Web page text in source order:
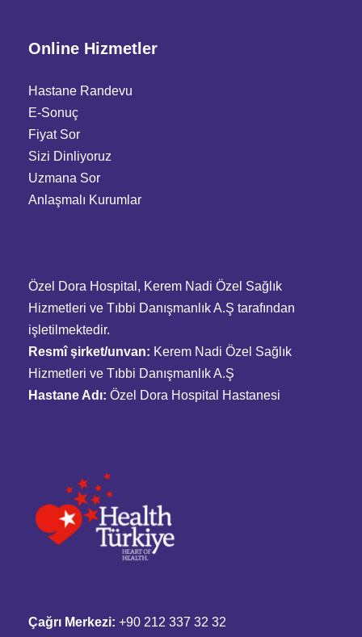
Online Hizmetler
Hastane Randevu
E-Sonuç
Fiyat Sor
Sizi Dinliyoruz
Uzmana Sor
Anlaşmalı Kurumlar
Özel Dora Hospital, Kerem Nadi Özel Sağlık
Hizmetleri ve Tıbbi Danışmanlık A.Ş tarafından
işletilmektedir.
Resmî şirket/unvan: Kerem Nadi Özel Sağlık
Hizmetleri ve Tıbbi Danışmanlık A.Ş
Hastane Adı: Özel Dora Hospital Hastanesi
Çağrı Merkezi: +90 212 337 32 32